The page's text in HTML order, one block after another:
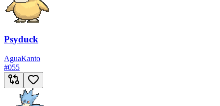
Psyduck
AguaKanto
#055